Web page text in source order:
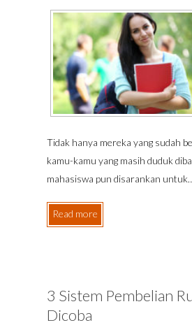
Tidak hanya mereka yang sudah
kamu-kamu yang masih duduk
mahasiswa pun disarankan
Read more
3 Sistem Pembelian
Dicoba